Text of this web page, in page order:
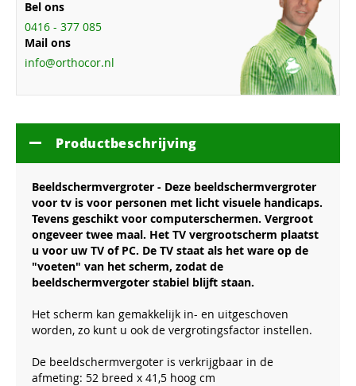
Bel ons
0416 - 377 085
Mail ons
info@orthocor.nl
Productbeschrijving
Beeldschermvergroter - Deze beeldschermvergroter
voor tv is voor personen met licht visuele handicaps.
Tevens geschikt voor computerschermen. Vergroot
ongeveer twee maal. Het TV vergrootscherm plaatst
u voor uw TV of PC. De TV staat als het ware op de
"voeten" van het scherm, zodat de
beeldschermvergoter stabiel blijft staan.
Het scherm kan gemakkelijk in- en uitgeschoven
worden, zo kunt u ook de vergrotingsfactor instellen.
De beeldschermvergoter is verkrijgbaar in de
afmeting: 52 breed x 41,5 hoog cm